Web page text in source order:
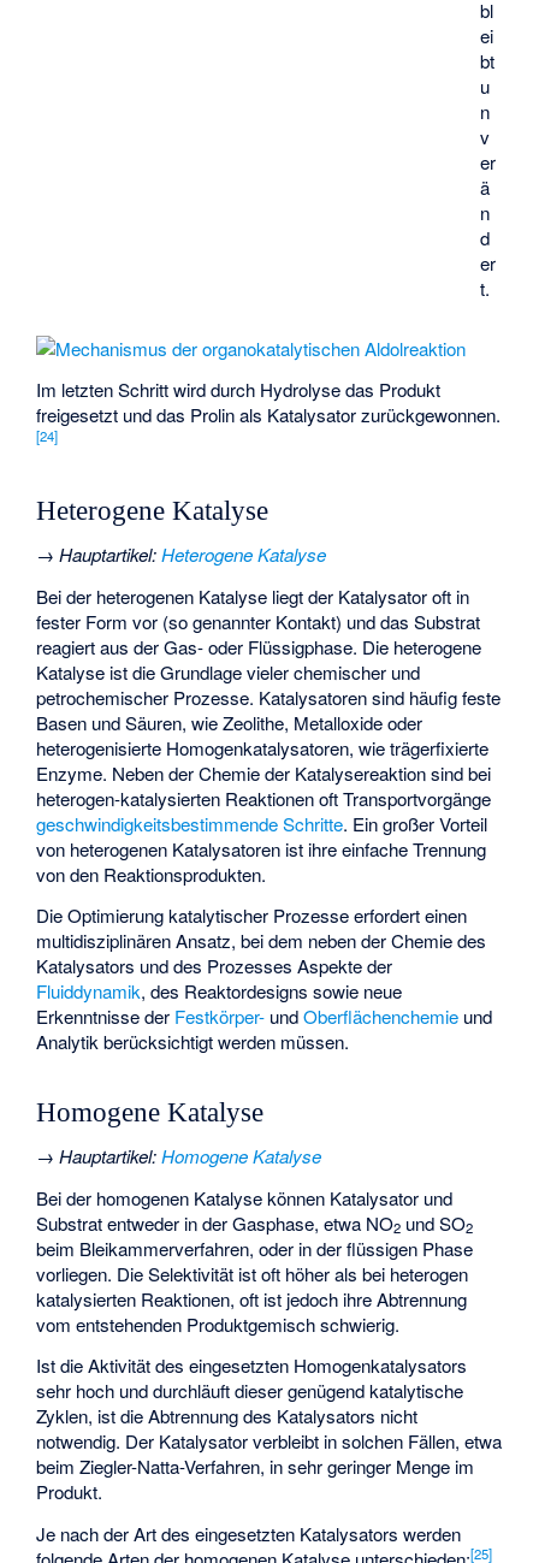
bl
ei
bt
u
n
v
er
ä
n
d
er
t.
Im letzten Schritt wird durch Hydrolyse das Produkt
freigesetzt und das Prolin als Katalysator zurückgewonnen.
[24]
Heterogene Katalyse
→Hauptartikel:Heterogene Katalyse
Bei der heterogenen Katalyse liegt der Katalysator oft in
fester Form vor (so genannter Kontakt) und das Substrat
reagiert aus der Gas- oder Flüssigphase. Die heterogene
Katalyse ist die Grundlage vieler chemischer und
petrochemischer Prozesse. Katalysatoren sind häufig feste
Basen und Säuren, wie Zeolithe, Metalloxide oder
heterogenisierte Homogenkatalysatoren, wie trägerfixierte
Enzyme. Neben der Chemie der Katalysereaktion sind bei
heterogen-katalysierten Reaktionen oft Transportvorgänge
geschwindigkeitsbestimmende Schritte. Ein großer Vorteil
von heterogenen Katalysatoren ist ihre einfache Trennung
von den Reaktionsprodukten.
Die Optimierung katalytischer Prozesse erfordert einen
multidisziplinären Ansatz, bei dem neben der Chemie des
Katalysators und des Prozesses Aspekte der
Fluiddynamik, des Reaktordesigns sowie neue
Erkenntnisse der Festkörper- undOberflächenchemie und
Analytik berücksichtigt werden müssen.
Homogene Katalyse
→Hauptartikel:Homogene Katalyse
Bei der homogenen Katalyse können Katalysator und
Substrat entweder in der Gasphase, etwa NO2 und SO2
beim Bleikammerverfahren, oder in der flüssigen Phase
vorliegen. Die Selektivität ist oft höher als bei heterogen
katalysierten Reaktionen, oft ist jedoch ihre Abtrennung
vom entstehenden Produktgemisch schwierig.
Ist die Aktivität des eingesetzten Homogenkatalysators
sehr hoch und durchläuft dieser genügend katalytische
Zyklen, ist die Abtrennung des Katalysators nicht
notwendig. Der Katalysator verbleibt in solchen Fällen, etwa
beim Ziegler-Natta-Verfahren, in sehr geringer Menge im
Produkt.
Je nach der Art des eingesetzten Katalysators werden
[25]